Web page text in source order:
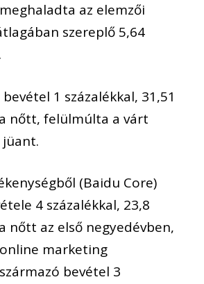
az elemzői
szereplő 5,64
1 százalékkal, 31,51
nőtt, felülmúlta a várt
(Baidu Core)
4 százalékkal, 23,8
nőtt az első negyedévben,
marketing
bevétel 3